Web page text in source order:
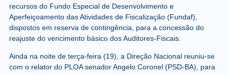
recursos do Fundo Especial de Desenvolvimento e
Aperfeiçoamento das Atividades de Fiscalização (Fundaf),
dispostos em reserva de contingência, para a concessão do
reajuste do vencimento básico dos Auditores-Fiscais.
Ainda na noite de terça-feira (19), a Direção Nacional reuniu-se
com o relator do PLOA senador Angelo Coronel (PSD-BA), para